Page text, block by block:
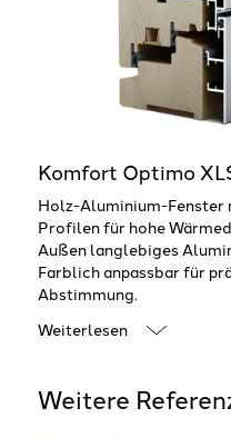
Komfort Optimo
Holz-Aluminium-Fenster
Profilen für hohe
Außen langlebiges
Farblich anpassbar für
Abstimmung.
Weiterlesen
Weitere